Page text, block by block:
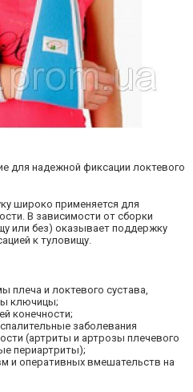
для надежной фиксации локтевого
широко применяется для
В зависимости от сборки
или без) оказывает поддержку
к туловищу.
плеча и локтевого сустава,
ключицы;
конечности;
заболевания
(артриты и артрозы плечевого
периартриты);
и оперативных вмешательств на